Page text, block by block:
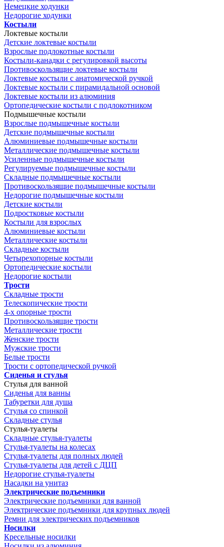
Немецкие ходунки
Недорогие ходунки
Костыли
Локтевые костыли
Детские локтевые костыли
Взрослые подлокотные костыли
Костыли-канадки с регулировкой высоты
Противоскользящие локтевые костыли
Локтевые костыли с анатомической ручкой
Локтевые костыли с пирамидальной основой
Локтевые костыли из алюминия
Ортопедические костыли с подлокотником
Подмышечные костыли
Взрослые подмышечные костыли
Детские подмышечные костыли
Алюминиевые подмышечные костыли
Металлические подмышечные костыли
Усиленные подмышечные костыли
Регулируемые подмышечные костыли
Складные подмышечные костыли
Противоскользящие подмышечные костыли
Недорогие подмышечные костыли
Детские костыли
Подростковые костыли
Костыли для взрослых
Алюминиевые костыли
Металлические костыли
Складные костыли
Четырехопорные костыли
Ортопедические костыли
Недорогие костыли
Трости
Складные трости
Телескопические трости
4-х опорные трости
Противоскользящие трости
Металлические трости
Женские трости
Мужские трости
Белые трости
Трости с ортопедической ручкой
Сиденья и стулья
Стулья для ванной
Сиденья для ванны
Табуретки для душа
Стулья со спинкой
Складные стулья
Стулья-туалеты
Складные стулья-туалеты
Стулья-туалеты на колесах
Стулья-туалеты для полных людей
Стулья-туалеты для детей с ДЦП
Недорогие стулья-туалеты
Насадки на унитаз
Электрические подъемники
Электрические подъемники для ванной
Электрические подъемники для крупных людей
Ремни для электрических подъемников
Носилки
Кресельные носилки